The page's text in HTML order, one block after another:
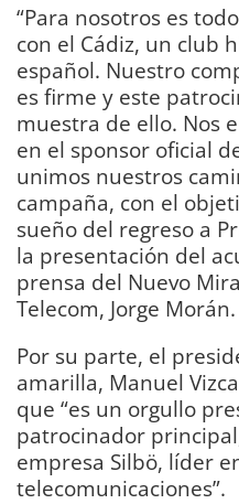
“Para nosotros es
con el Cádiz, un club
español. Nuestro
es firme y este
muestra de ello. Nos
en el sponsor oficial
unimos nuestros
campaña, con el
sueño del regreso a
la presentación del
prensa del Nuevo
Telecom, Jorge Morán.
Por su parte, el
amarilla, Manuel
que “es un orgullo
patrocinador
empresa Silbö, líder
telecomunicaciones”.